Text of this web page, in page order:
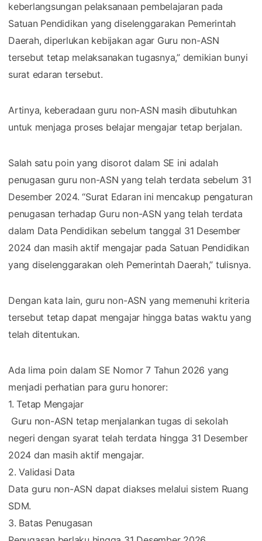
keberlangsungan pelaksanaan pembelajaran pada
Satuan Pendidikan yang diselenggarakan Pemerintah
Daerah, diperlukan kebijakan agar Guru non-ASN
tersebut tetap melaksanakan tugasnya,” demikian bunyi
surat edaran tersebut.
Artinya, keberadaan guru non-ASN masih dibutuhkan
untuk menjaga proses belajar mengajar tetap berjalan.
Salah satu poin yang disorot dalam SE ini adalah
penugasan guru non-ASN yang telah terdata sebelum 31
Desember 2024. “Surat Edaran ini mencakup pengaturan
penugasan terhadap Guru non-ASN yang telah terdata
dalam Data Pendidikan sebelum tanggal 31 Desember
2024 dan masih aktif mengajar pada Satuan Pendidikan
yang diselenggarakan oleh Pemerintah Daerah,” tulisnya.
Dengan kata lain, guru non-ASN yang memenuhi kriteria
tersebut tetap dapat mengajar hingga batas waktu yang
telah ditentukan.
Ada lima poin dalam SE Nomor 7 Tahun 2026 yang
menjadi perhatian para guru honorer:
1. Tetap Mengajar
Guru non-ASN tetap menjalankan tugas di sekolah
negeri dengan syarat telah terdata hingga 31 Desember
2024 dan masih aktif mengajar.
2. Validasi Data
Data guru non-ASN dapat diakses melalui sistem Ruang
SDM.
3. Batas Penugasan